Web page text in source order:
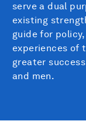
serve a dual
existing
guide for
experiences of
greater
and men.